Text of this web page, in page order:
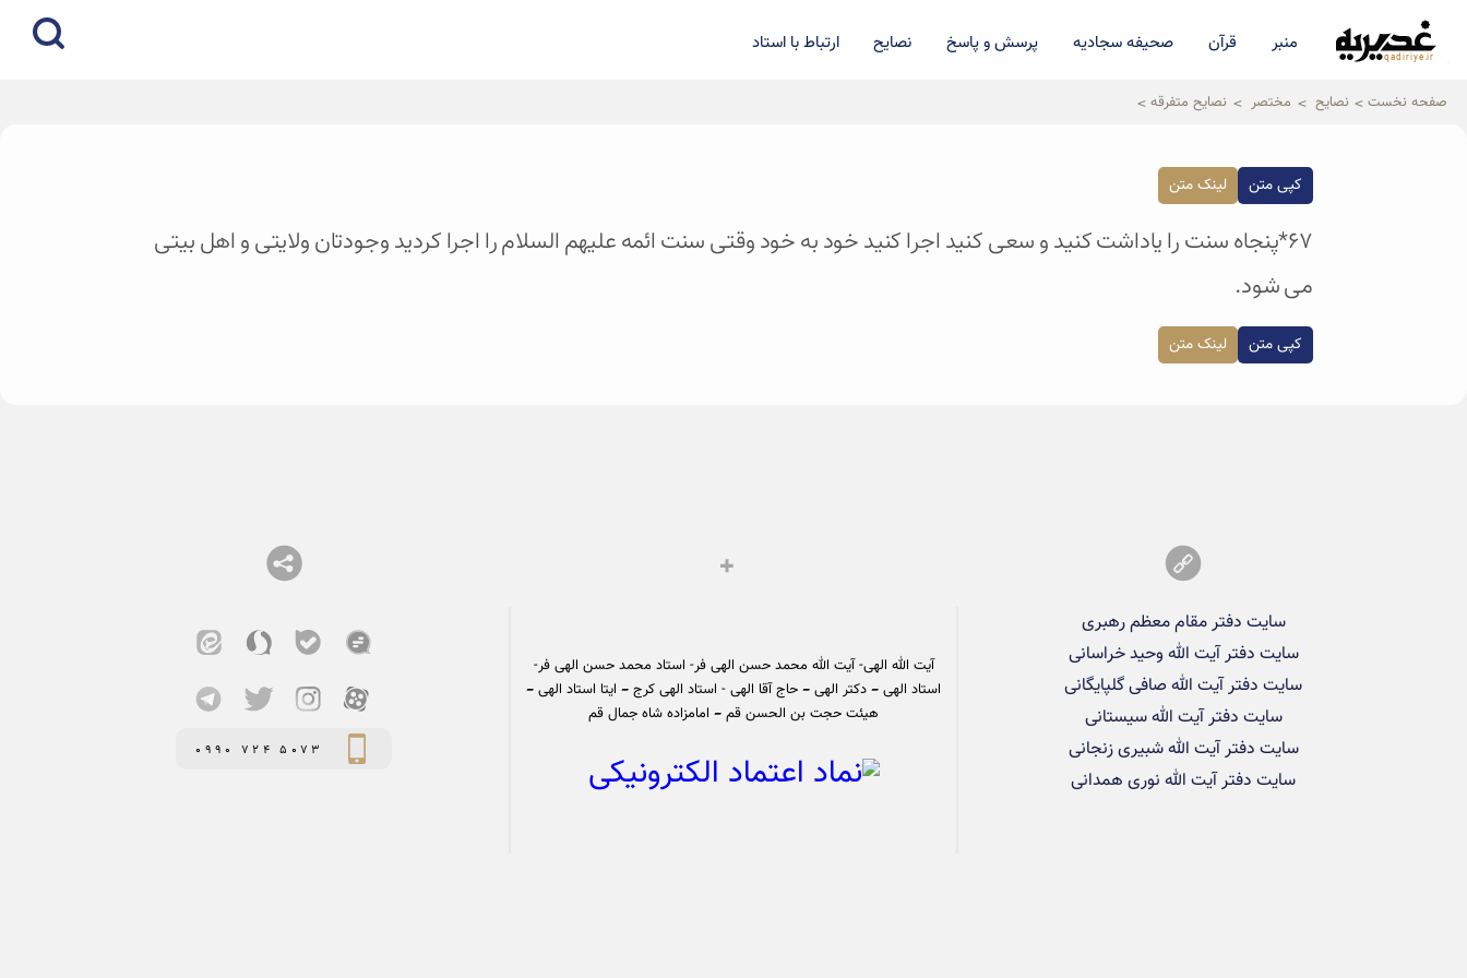
qadiriye.ir
نشریه ی غدیریه-بیانات استاد
منبر قرآن صحیفه سجادیه پرسش و پاسخ نصایح ارتباط با استاد
صفحه نخست نصایح مختصر نصایح متفرقه
کپی متن لینک متن
۶۷*پنجاه سنت را یاداشت کنید و سعی کنید اجرا کنید خود به خود وقتی سنت ائمه علیهم السلام را اجرا کردید وجودتان ولایتی و اهل بیتی
می شود.
کپی متن لینک متن
سایت دفتر مقام معظم رهبری
سایت دفتر آیت الله وحید خراسانی
سایت دفتر آیت الله صافی گلپایگانی
سایت دفتر آیت الله سیستانی
سایت دفتر آیت الله شبیری زنجانی
سایت دفتر آیت الله نوری همدانی
آیت الله الهی- آیت الله محمد حسن الهی فر- استاد محمد حسن الهی فر-
استاد الهی – دکتر الهی – حاج آقا الهی - استاد الهی کرج – ایتا استاد الهی –
هیئت حجت بن الحسن قم – امامزاده شاه جمال قم
0990 724 5073